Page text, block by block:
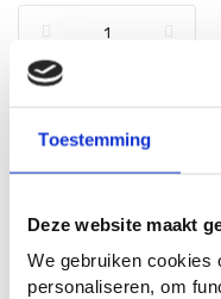
Toestemming
Deze website maakt
We gebruiken cookies
personaliseren, om
Details